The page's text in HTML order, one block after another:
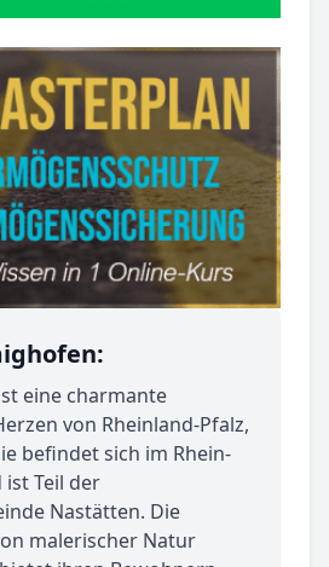
eine charmante
von Rheinland-Pfalz,
befindet sich im Rhein-
ist Teil der
Nastätten. Die
malerischer Natur